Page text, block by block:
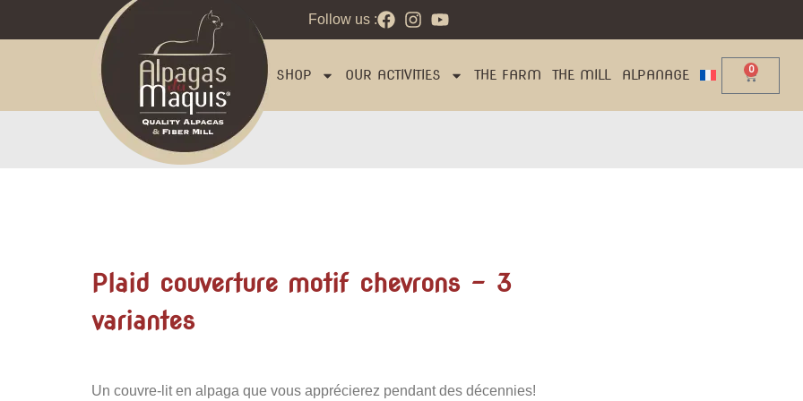
Follow us :
SHOP OUR ACTIVITIES THE FARM THE MILL ALPANAGE 0
Plaid couverture motif chevrons – 3
variantes
Un couvre-lit en alpaga que vous apprécierez pendant des décennies!